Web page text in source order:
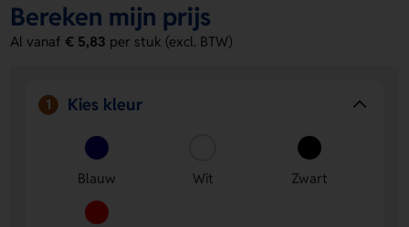
sluitband, Segment 2, Segment 3, Segment 4 en het Handvat
geef je hem eenvoudig een logo, naam of eigen ontwerp.
Bestel of vraag een prijs op.
Automatisch | 190T | Winddicht
Veel drukmogelijkheden
- Laat een logo, naam of eigen
ontwerp plaatsen op meerdere segmenten en het
handvat.
Handig voor onderweg
systeem is de paraplu snel in gebruik en makkelijk mee
Bereken mijn prijs
Al vanaf€ 5,83 per stuk (excl. BTW)
1 Kies kleur
Blauw Wit Zwart